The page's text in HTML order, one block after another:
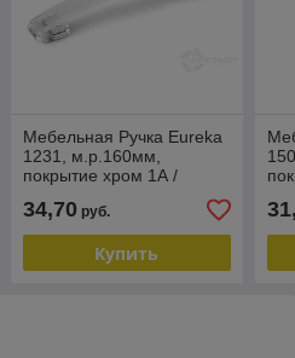
Мебельная Ручка Eureka
1231, м.р.160мм,
покрытие хром 1А /
34,70руб.
Купить